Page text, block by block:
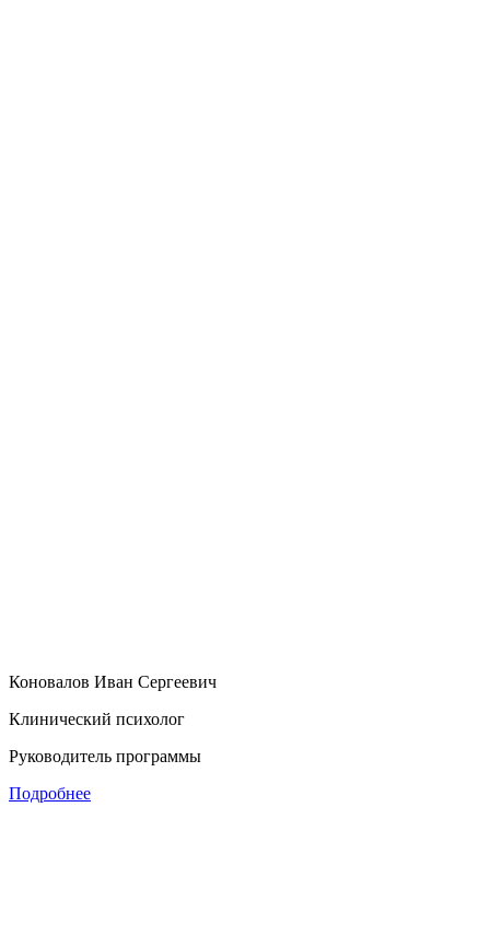
Коновалов Иван Сергеевич
Клинический психолог
Руководитель программы
Подробнее